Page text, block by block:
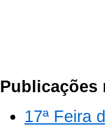
Publicações
17ª Feira